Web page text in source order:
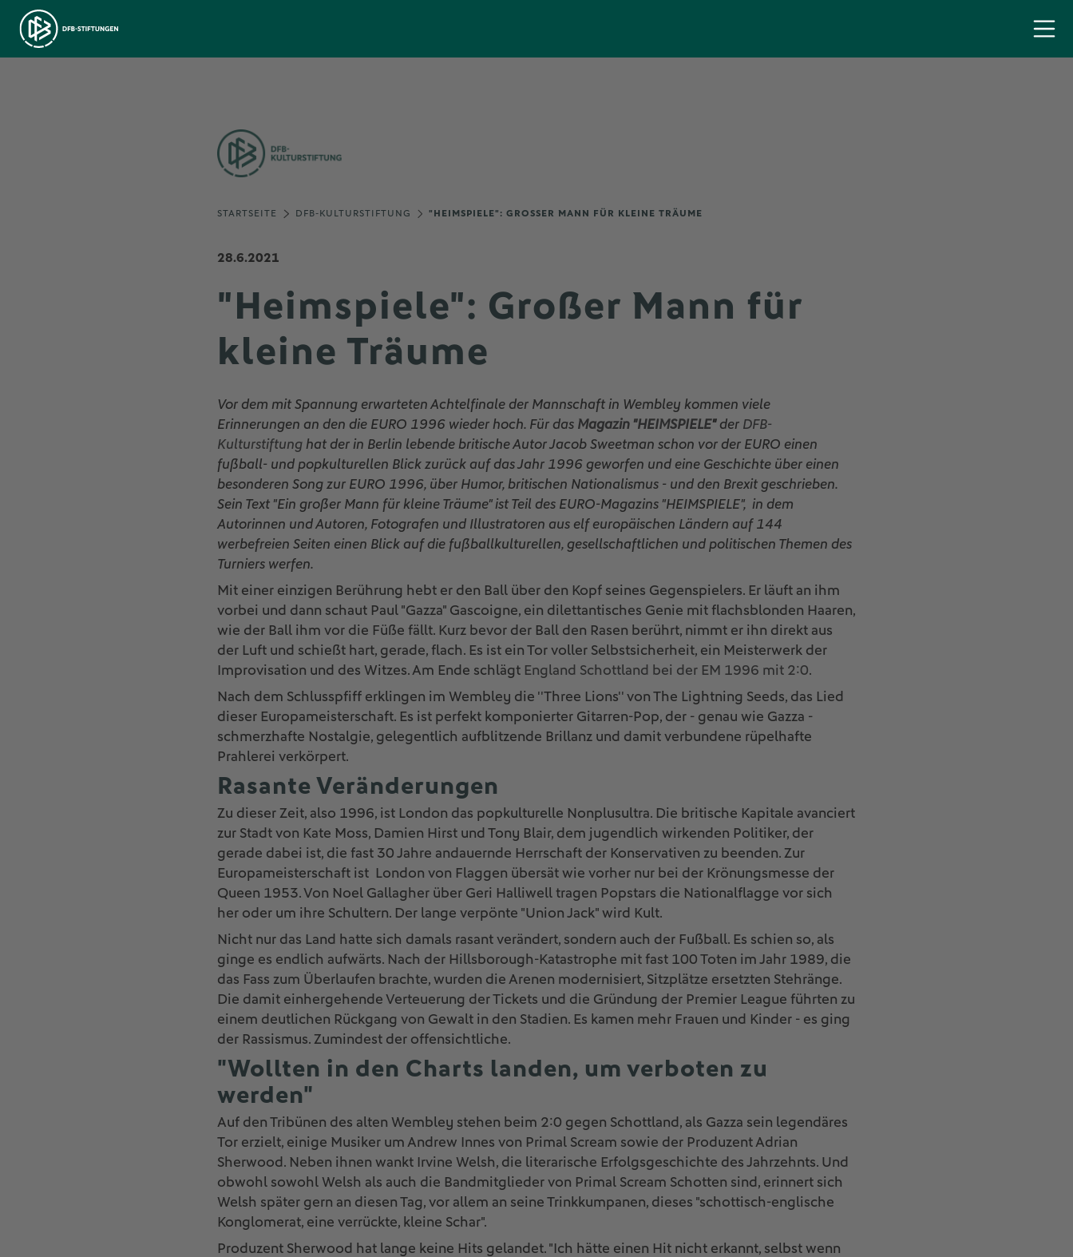
STARTSEITE DFB-KULTURSTIFTUNG "HEIMSPIELE": GROSSER MANN FÜR KLEINE TRÄUME
28.6.2021
"Heimspiele": Großer Mann für
kleine Träume
Vor dem mit Spannung erwarteten Achtelfinale der Mannschaft in Wembley kommen viele
Erinnerungen an den die EURO 1996 wieder hoch. Für das Magazin "HEIMSPIELE"der DFB-
Kulturstiftung hat der in Berlin lebende britische Autor Jacob Sweetman schon vor der EURO einen
fußball- und popkulturellen Blick zurück auf das Jahr 1996 geworfen und eine Geschichte über einen
besonderen Song zur EURO 1996, über Humor, britischen Nationalismus - und den Brexit geschrieben.
Sein Text "Ein großer Mann für kleine Träume" ist Teil des EURO-Magazins "HEIMSPIELE", in dem
Autorinnen und Autoren, Fotografen und Illustratoren aus elf europäischen Ländern auf 144
werbefreien Seiten einen Blick auf die fußballkulturellen, gesellschaftlichen und politischen Themen des
Turniers werfen.
Mit einer einzigen Berührung hebt er den Ball über den Kopf seines Gegenspielers. Er läuft an ihm
vorbei und dann schaut Paul "Gazza" Gascoigne, ein dilettantisches Genie mit flachsblonden Haaren,
wie der Ball ihm vor die Füße fällt. Kurz bevor der Ball den Rasen berührt, nimmt er ihn direkt aus
der Luft und schießt hart, gerade, flach. Es ist ein Tor voller Selbstsicherheit, ein Meisterwerk der
Improvisation und des Witzes. Am Ende schlägt England Schottland bei der EM 1996 mit 2:0.
Nach dem Schlusspfiff erklingen im Wembley die ''Three Lions'' von The Lightning Seeds, das Lied
dieser Europameisterschaft. Es ist perfekt komponierter Gitarren-Pop, der - genau wie Gazza -
schmerzhafte Nostalgie, gelegentlich aufblitzende Brillanz und damit verbundene rüpelhafte
Prahlerei verkörpert.
Rasante Veränderungen
Zu dieser Zeit, also 1996, ist London das popkulturelle Nonplusultra. Die britische Kapitale avanciert
zur Stadt von Kate Moss, Damien Hirst und Tony Blair, dem jugendlich wirkenden Politiker, der
gerade dabei ist, die fast 30 Jahre andauernde Herrschaft der Konservativen zu beenden. Zur
Europameisterschaft ist London von Flaggen übersät wie vorher nur bei der Krönungsmesse der
Queen 1953. Von Noel Gallagher über Geri Halliwell tragen Popstars die Nationalflagge vor sich
her oder um ihre Schultern. Der lange verpönte "Union Jack" wird Kult.
Nicht nur das Land hatte sich damals rasant verändert, sondern auch der Fußball. Es schien so, als
ginge es endlich aufwärts. Nach der Hillsborough-Katastrophe mit fast 100 Toten im Jahr 1989, die
das Fass zum Überlaufen brachte, wurden die Arenen modernisiert, Sitzplätze ersetzten Stehränge.
Die damit einhergehende Verteuerung der Tickets und die Gründung der Premier League führten zu
einem deutlichen Rückgang von Gewalt in den Stadien. Es kamen mehr Frauen und Kinder - es ging
der Rassismus. Zumindest der offensichtliche.
"Wollten in den Charts landen, um verboten zu
werden"
Auf den Tribünen des alten Wembley stehen beim 2:0 gegen Schottland, als Gazza sein legendäres
Tor erzielt, einige Musiker um Andrew Innes von Primal Scream sowie der Produzent Adrian
Sherwood. Neben ihnen wankt Irvine Welsh, die literarische Erfolgsgeschichte des Jahrzehnts. Und
obwohl sowohl Welsh als auch die Bandmitglieder von Primal Scream Schotten sind, erinnert sich
Welsh später gern an diesen Tag, vor allem an seine Trinkkumpanen, dieses "schottisch-englische
Konglomerat, eine verrückte, kleine Schar".
Produzent Sherwood hat lange keine Hits gelandet. "Ich hätte einen Hit nicht erkannt, selbst wenn